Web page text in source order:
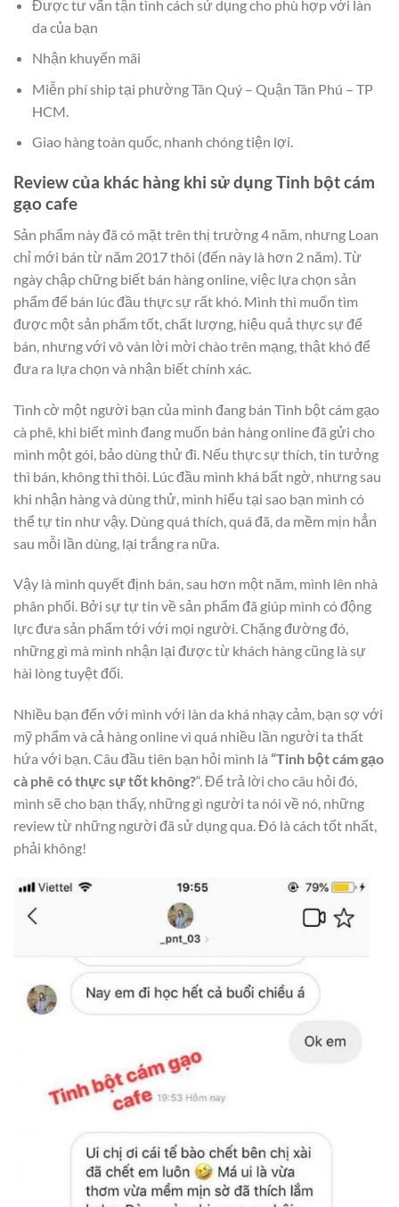
Được tư vấn tận tình cách sử dụng cho phù hợp với làn
da của bạn
Nhận khuyến mãi
Miễn phí ship tại phường Tân Quý – Quận Tân Phú – TP
HCM.
Giao hàng toàn quốc, nhanh chóng tiện lợi.
Review của khác hàng khi sử dụng Tinh bột cám
gạo cafe
Sản phẩm này đã có mặt trên thị trường 4 năm, nhưng Loan
chỉ mới bán từ năm 2017 thôi (đến này là hơn 2 năm). Từ
ngày chập chững biết bán hàng online, việc lựa chọn sản
phẩm để bán lúc đầu thực sự rất khó. Mình thì muốn tìm
được một sản phẩm tốt, chất lượng, hiệu quả thực sự để
bán, nhưng với vô vàn lời mời chào trên mạng, thật khó để
đưa ra lựa chọn và nhận biết chính xác.
Tình cờ một người bạn của mình đang bán Tinh bột cám gạo
cà phê, khi biết mình đang muốn bán hàng online đã gửi cho
mình một gói, bảo dùng thử đi. Nếu thực sự thích, tin tưởng
thì bán, không thì thôi. Lúc đầu mình khá bất ngờ, nhưng sau
khi nhận hàng và dùng thử, mình hiểu tại sao bạn mình có
thể tự tin như vậy. Dùng quá thích, quá đã, da mềm mịn hẳn
sau mỗi lần dùng, lại trắng ra nữa.
Vậy là mình quyết định bán, sau hơn một năm, mình lên nhà
phân phối. Bởi sự tự tin về sản phẩm đã giúp mình có động
lực đưa sản phẩm tới với mọi người. Chặng đường đó,
những gì mà mình nhận lại được từ khách hàng cũng là sự
hài lòng tuyệt đối.
Nhiều bạn đến với mình với làn da khá nhạy cảm, bạn sợ với
mỹ phẩm và cả hàng online vì quá nhiều lần người ta thất
hứa với bạn. Câu đầu tiên bạn hỏi mình là “Tinh bột cám gạo
cà phê có thực sự tốt không?“. Để trả lời cho câu hỏi đó,
mình sẽ cho bạn thấy, những gì người ta nói về nó, những
review từ những người đã sử dụng qua. Đó là cách tốt nhất,
phải không!